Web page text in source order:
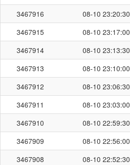
3467916
08-10 23:20:30
3467915
08-10 23:17:00
3467914
08-10 23:13:30
3467913
08-10 23:10:00
3467912
08-10 23:06:30
3467911
08-10 23:03:00
3467910
08-10 22:59:30
3467909
08-10 22:56:00
3467908
08-10 22:52:30